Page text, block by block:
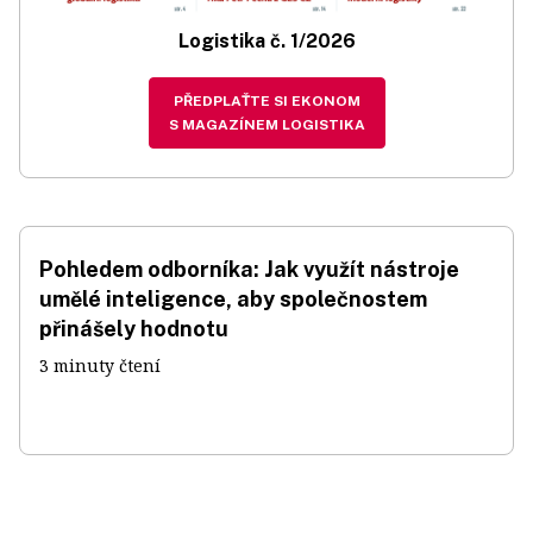
Logistika č. 1/2026
PŘEDPLAŤTE SI EKONOM
S MAGAZÍNEM LOGISTIKA
Pohledem odborníka: Jak využít nástroje
umělé inteligence, aby společnostem
přinášely hodnotu
3 minuty čtení